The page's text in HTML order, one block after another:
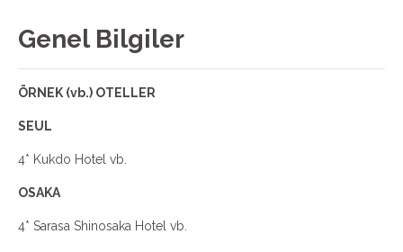
Genel Bilgiler
ÖRNEK (vb.) OTELLER
SEUL
4* Kukdo Hotel vb.
OSAKA
4* Sarasa Shinosaka Hotel vb.